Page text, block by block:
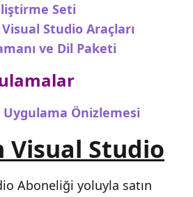
Seti
Studio Araçları
ve Dil Paketi
Uygulama Önizlemesi
Visual Studio
Aboneliği yoluyla satın